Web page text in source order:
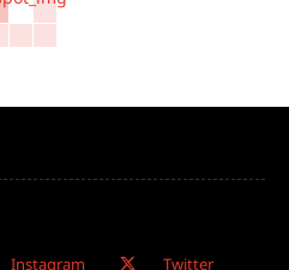
Instagram Twitter